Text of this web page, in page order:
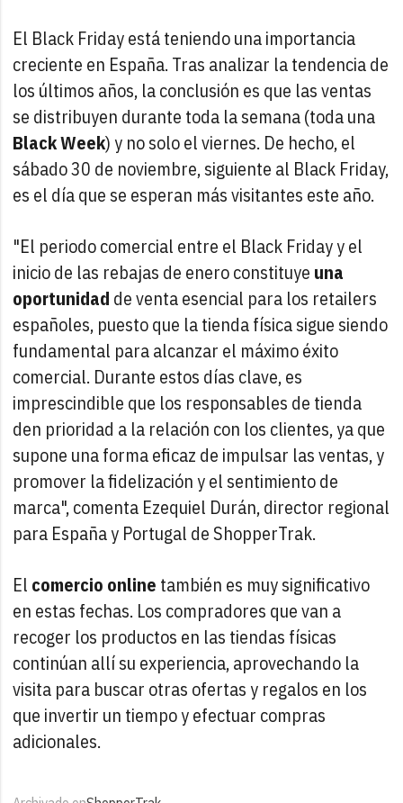
El Black Friday está teniendo una importancia
creciente en España. Tras analizar la tendencia de
los últimos años, la conclusión es que las ventas
se distribuyen durante toda la semana (toda una
Black Week) y no solo el viernes. De hecho, el
sábado 30 de noviembre, siguiente al Black Friday,
es el día que se esperan más visitantes este año.
"El periodo comercial entre el Black Friday y el
inicio de las rebajas de enero constituye una
oportunidad de venta esencial para los retailers
españoles, puesto que la tienda física sigue siendo
fundamental para alcanzar el máximo éxito
comercial. Durante estos días clave, es
imprescindible que los responsables de tienda
den prioridad a la relación con los clientes, ya que
supone una forma eficaz de impulsar las ventas, y
promover la fidelización y el sentimiento de
marca", comenta Ezequiel Durán, director regional
para España y Portugal de ShopperTrak.
El comercio online también es muy significativo
en estas fechas. Los compradores que van a
recoger los productos en las tiendas físicas
continúan allí su experiencia, aprovechando la
visita para buscar otras ofertas y regalos en los
que invertir un tiempo y efectuar compras
adicionales.